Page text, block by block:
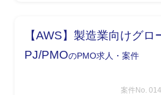
【AWS】製造業向けグ
PJ/PMOのPMO求人・案件
案件No.